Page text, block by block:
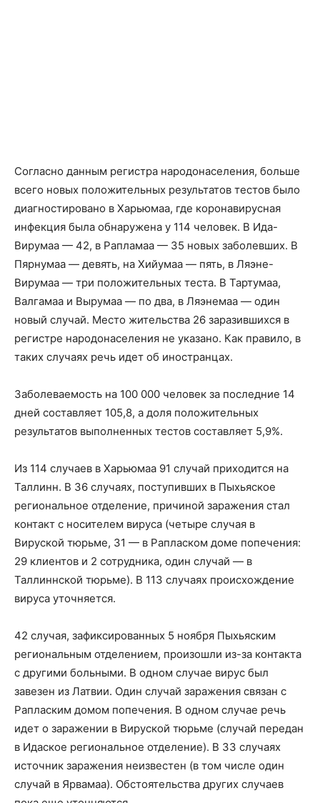
Согласно данным регистра народонаселения, больше
всего новых положительных результатов тестов было
диагностировано в Харьюмаа, где коронавирусная
инфекция была обнаружена у 114 человек. В Ида-
Вирумаа — 42, в Рапламаа — 35 новых заболевших. В
Пярнумаа — девять, на Хийумаа — пять, в Ляэне-
Вирумаа — три положительных теста. В Тартумаа,
Валгамаа и Вырумаа — по два, в Ляэнемаа — один
новый случай. Место жительства 26 заразившихся в
регистре народонаселения не указано. Как правило, в
таких случаях речь идет об иностранцах.
Заболеваемость на 100 000 человек за последние 14
дней составляет 105,8, а доля положительных
результатов выполненных тестов составляет 5,9%.
Из 114 случаев в Харьюмаа 91 случай приходится на
Таллинн. В 36 случаях, поступивших в Пыхьяское
региональное отделение, причиной заражения стал
контакт с носителем вируса (четыре случая в
Вируской тюрьме, 31 — в Рапласком доме попечения:
29 клиентов и 2 сотрудника, один случай — в
Таллиннской тюрьме). В 113 случаях происхождение
вируса уточняется.
42 случая, зафиксированных 5 ноября Пыхьяским
региональным отделением, произошли из-за контакта
с другими больными. В одном случае вирус был
завезен из Латвии. Один случай заражения связан с
Рапласким домом попечения. В одном случае речь
идет о заражении в Вируской тюрьме (случай передан
в Идаское региональное отделение). В 33 случаях
источник заражения неизвестен (в том числе один
случай в Ярвамаа). Обстоятельства других случаев